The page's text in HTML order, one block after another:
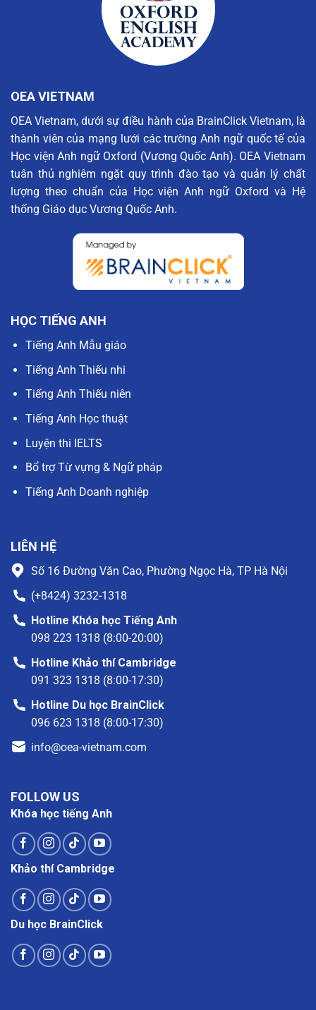
OEA VIETNAM
OEA Vietnam, dưới sự điều hành của BrainClick Vietnam, là
thành viên của mạng lưới các trường Anh ngữ quốc tế của
Học viện Anh ngữ Oxford (Vương Quốc Anh). OEA Vietnam
tuân thủ nghiêm ngặt quy trình đào tạo và quản lý chất
lượng theo chuẩn của Học viện Anh ngữ Oxford và Hệ
thống Giáo dục Vương Quốc Anh.
HỌC TIẾNG ANH
Tiếng Anh Mẫu giáo
Tiếng Anh Thiếu nhi
Tiếng Anh Thiếu niên
Tiếng Anh Học thuật
Luyện thi IELTS
Bổ trợ Từ vựng & Ngữ pháp
Tiếng Anh Doanh nghiệp
LIÊN HỆ
Số 16 Đường Văn Cao, Phường Ngọc Hà, TP Hà Nội
(+8424) 3232-1318
Hotline Khóa học Tiếng Anh
098 223 1318 (8:00-20:00)
Hotline Khảo thí Cambridge
091 323 1318 (8:00-17:30)
Hotline Du học BrainClick
096 623 1318 (8:00-17:30)
info@oea-vietnam.com
FOLLOW US
Khóa học tiếng Anh
Khảo thí Cambridge
Du học BrainClick